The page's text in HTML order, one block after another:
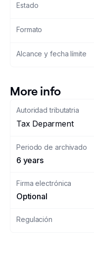
Estado
Formato
Alcance y fecha límite
More info
Autoridad tributatria
Tax Deparment
Periodo de archivado
6 years
Firma electrónica
Optional
Regulación